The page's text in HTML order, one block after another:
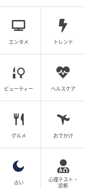
ロウ ルミナイザー
エンタメ トレンド
ビューティー ヘルスケア
グルメ おでかけ
占い
心理テスト・
診断